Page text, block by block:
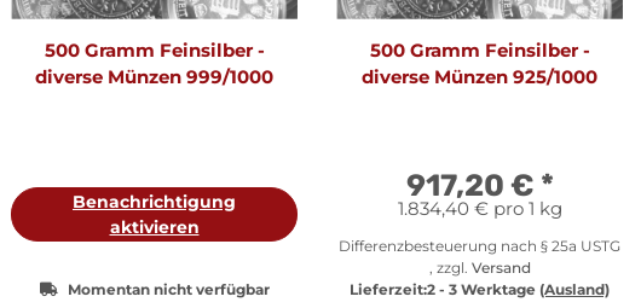
500 Gramm Feinsilber -
diverse Münzen 999/1000
Benachrichtigung
aktivieren
Momentan nicht verfügbar
500 Gramm Feinsilber -
diverse Münzen 925/1000
917,20 € *
1.834,40 € pro 1 kg
Differenzbesteuerung nach § 25a USTG
, zzgl. Versand
Lieferzeit:2 - 3 Werktage (Ausland)